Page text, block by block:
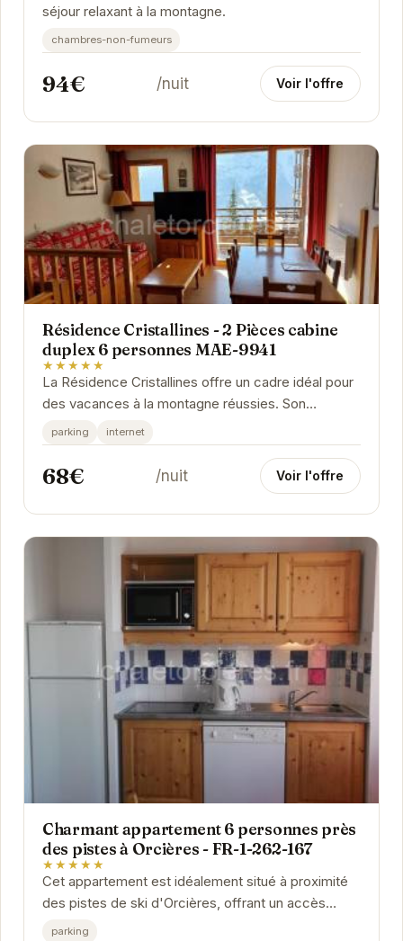
séjour relaxant à la montagne.
chambres-non-fumeurs
94€ /nuit Voir l'offre
Résidence Cristallines - 2 Pièces cabine
duplex 6 personnes MAE-9941
★★★★★
La Résidence Cristallines offre un cadre idéal pour
des vacances à la montagne réussies. Son
appartement 2 pièces cabine duplex pour 6
personnes...
parking internet
68€ /nuit Voir l'offre
Charmant appartement 6 personnes près
des pistes à Orcières - FR-1-262-167
★★★★★
Cet appartement est idéalement situé à proximité
des pistes de ski d'Orcières, offrant un accès
facile aux plaisirs de la glisse. Pouvant...
parking